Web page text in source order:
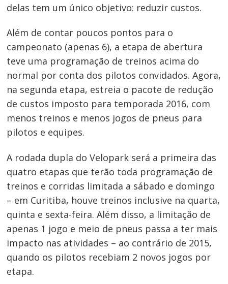
delas tem um único objetivo: reduzir custos.
Além de contar poucos pontos para o
campeonato (apenas 6), a etapa de abertura
teve uma programação de treinos acima do
normal por conta dos pilotos convidados. Agora,
na segunda etapa, estreia o pacote de redução
de custos imposto para temporada 2016, com
menos treinos e menos jogos de pneus para
pilotos e equipes.
A rodada dupla do Velopark será a primeira das
quatro etapas que terão toda programação de
treinos e corridas limitada a sábado e domingo
– em Curitiba, houve treinos inclusive na quarta,
quinta e sexta-feira. Além disso, a limitação de
apenas 1 jogo e meio de pneus passa a ter mais
impacto nas atividades – ao contrário de 2015,
quando os pilotos recebiam 2 novos jogos por
etapa.